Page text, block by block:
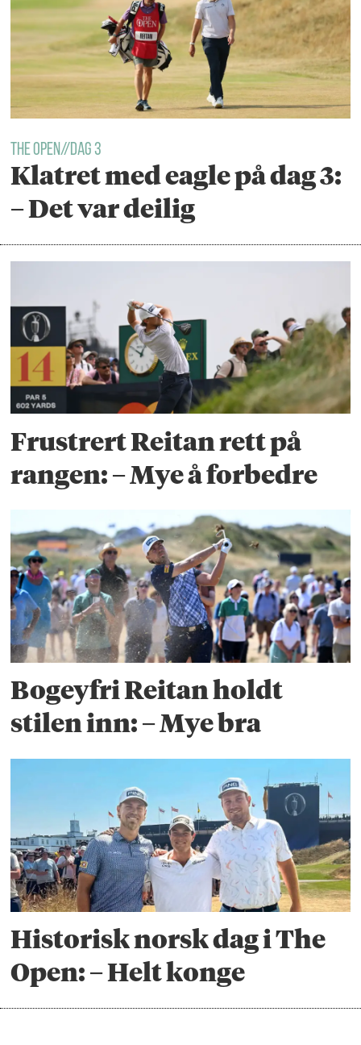
THE OPEN//DAG 3
Klatret med eagle på dag 3:
– Det var deilig
Frustrert Reitan rett på
rangen: – Mye å forbedre
Bogeyfri Reitan holdt
stilen inn: – Mye bra
Historisk norsk dag i The
Open: – Helt konge